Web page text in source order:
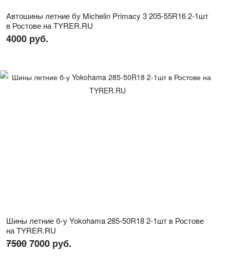
Автошины летние бу Michelin Primacy 3 205-55R16 2-1шт
в Ростове на TYRER.RU
4000 руб.
Шины летние б-у Yokohama 285-50R18 2-1шт в Ростове
на TYRER.RU
75007000 руб.